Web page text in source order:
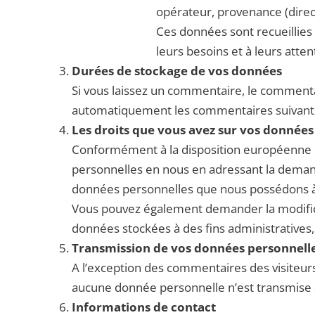
opérateur, provenance
Ces données sont
leurs besoins et à leurs
Durées de stockage de vos données
Si vous laissez un commentaire, le
automatiquement les commentaires
Les droits que vous avez sur vos données
Conformément à la disposition européenne
personnelles en nous en adressant la
données personnelles que nous
Vous pouvez également demander la
données stockées à des fins
Transmission de vos données
A l’exception des commentaires des
aucune donnée personnelle n’est transmise
Informations de contact